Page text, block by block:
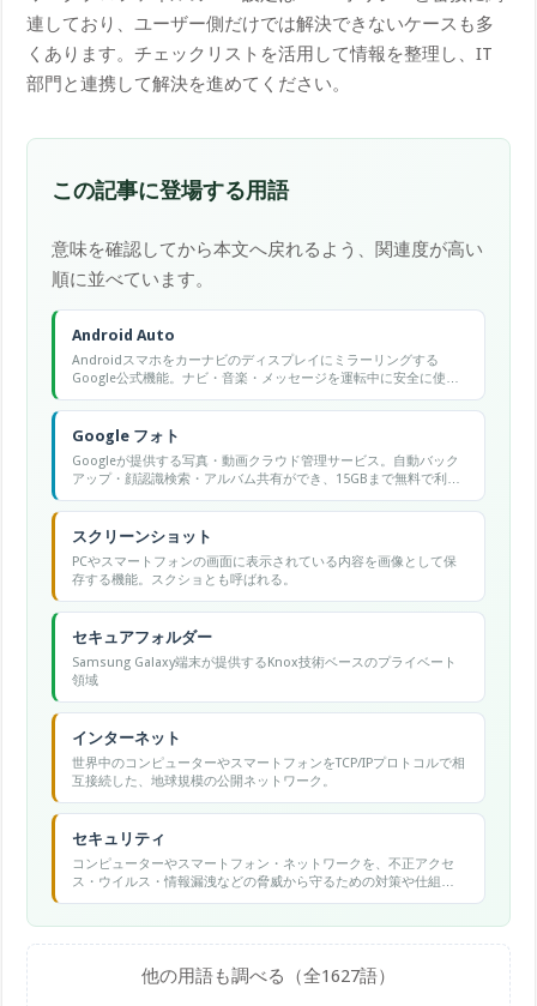
連しており、ユーザー側だけでは解決できないケースも多
くあります。チェックリストを活用して情報を整理し、IT
部門と連携して解決を進めてください。
この記事に登場する用語
意味を確認してから本文へ戻れるよう、関連度が高い
順に並べています。
Android Auto
Androidスマホをカーナビのディスプレイにミラーリングする
Google公式機能。ナビ・音楽・メッセージを運転中に安全に使え
る。
Google フォト
Googleが提供する写真・動画クラウド管理サービス。自動バック
アップ・顔認識検索・アルバム共有ができ、15GBまで無料で利用
可能。
スクリーンショット
PCやスマートフォンの画面に表示されている内容を画像として保
存する機能。スクショとも呼ばれる。
セキュアフォルダー
Samsung Galaxy端末が提供するKnox技術ベースのプライベート
領域
インターネット
世界中のコンピューターやスマートフォンをTCP/IPプロトコルで相
互接続した、地球規模の公開ネットワーク。
セキュリティ
コンピューターやスマートフォン・ネットワークを、不正アクセ
ス・ウイルス・情報漏洩などの脅威から守るための対策や仕組み
の総称。
他の用語も調べる（全1627語）